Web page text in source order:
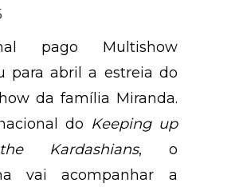
pago Multishow
para abril a estreia do
da família Miranda.
do Keeping up
Kardashians, o
vai acompanhar a